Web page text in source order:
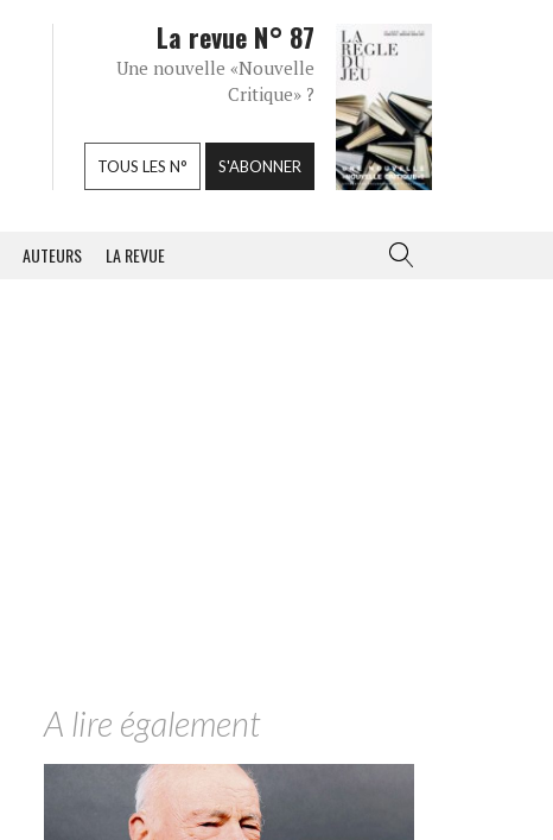
La revue N° 87
Une nouvelle «Nouvelle
Critique» ?
TOUS LES N° S'ABONNER
AUTEURS LA REVUE
A lire également